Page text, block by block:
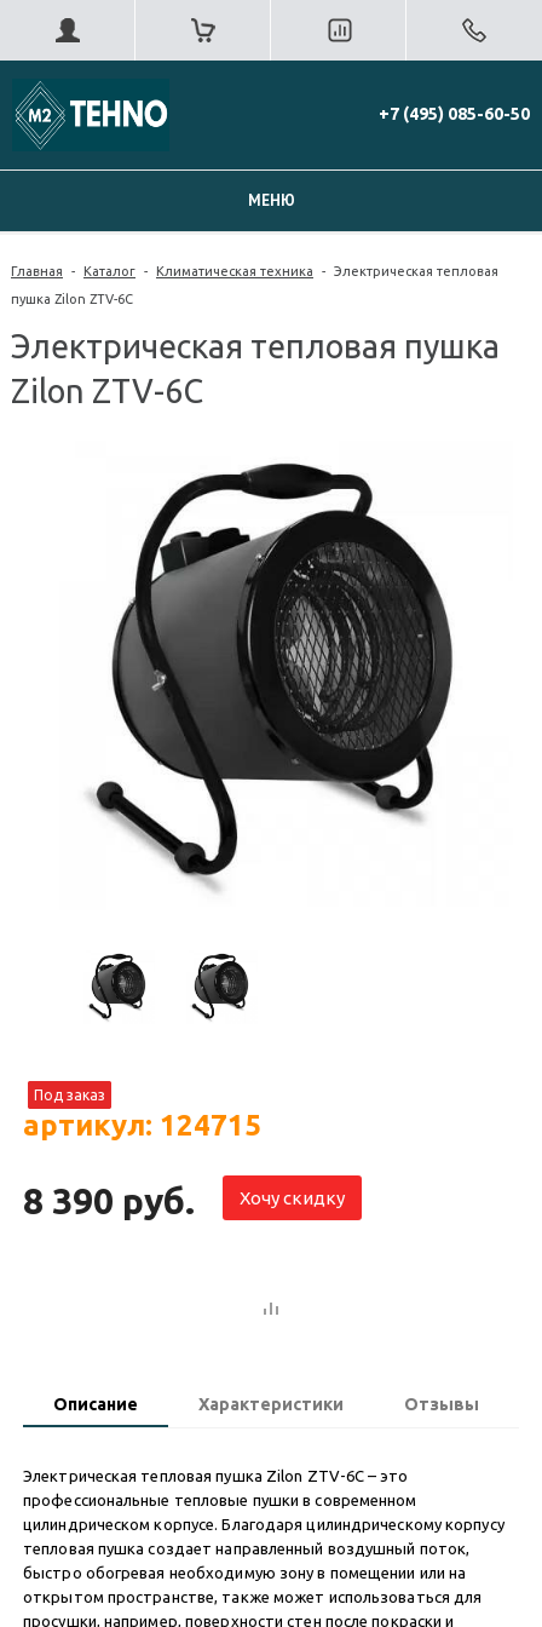
+7 (495) 085-60-50
МЕНЮ
Главная - Каталог - Климатическая техника - Электрическая тепловая
пушка Zilon ZTV-6C
Электрическая тепловая пушка
Zilon ZTV-6C
Под заказ
артикул: 124715
8 390 руб. Хочу скидку
Описание Характеристики Отзывы
Электрическая тепловая пушка Zilon ZTV-6C – это
профессиональные тепловые пушки в современном
цилиндрическом корпусе. Благодаря цилиндрическому корпусу
тепловая пушка создает направленный воздушный поток,
быстро обогревая необходимую зону в помещении или на
открытом пространстве, также может использоваться для
просушки, например, поверхности стен после покраски и